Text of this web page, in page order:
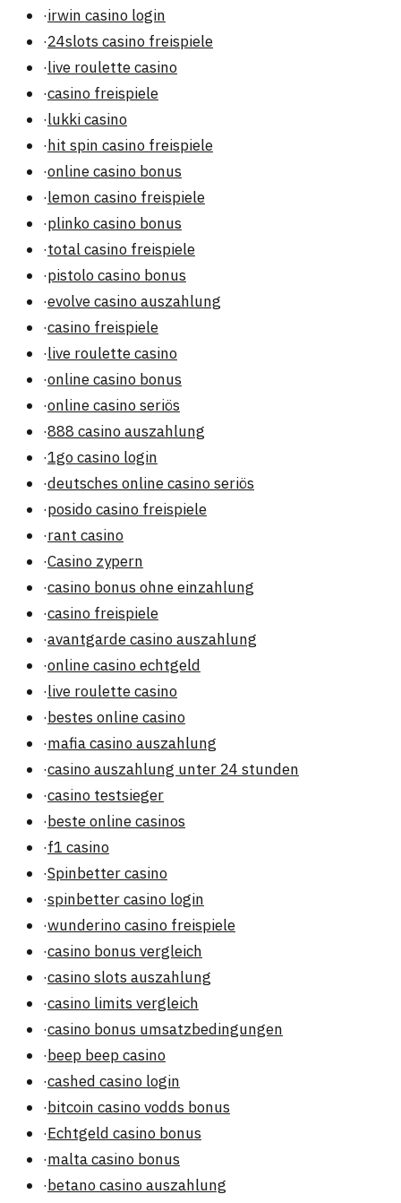
·irwin casino login
·24slots casino freispiele
·live roulette casino
·casino freispiele
·lukki casino
·hit spin casino freispiele
·online casino bonus
·lemon casino freispiele
·plinko casino bonus
·total casino freispiele
·pistolo casino bonus
·evolve casino auszahlung
·casino freispiele
·live roulette casino
·online casino bonus
·online casino seriös
·888 casino auszahlung
·1go casino login
·deutsches online casino seriös
·posido casino freispiele
·rant casino
·Casino zypern
·casino bonus ohne einzahlung
·casino freispiele
·avantgarde casino auszahlung
·online casino echtgeld
·live roulette casino
·bestes online casino
·mafia casino auszahlung
·casino auszahlung unter 24 stunden
·casino testsieger
·beste online casinos
·f1 casino
·Spinbetter casino
·spinbetter casino login
·wunderino casino freispiele
·casino bonus vergleich
·casino slots auszahlung
·casino limits vergleich
·casino bonus umsatzbedingungen
·beep beep casino
·cashed casino login
·bitcoin casino vodds bonus
·Echtgeld casino bonus
·malta casino bonus
·betano casino auszahlung